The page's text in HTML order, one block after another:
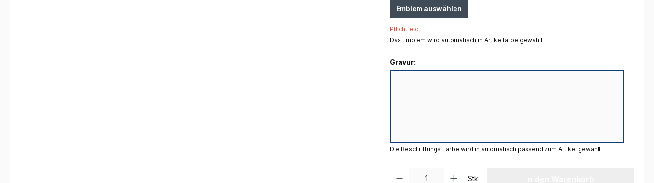
Emblem auswählen
Pflichtfeld
Das Emblem wird automatisch in Artikelfarbe gewählt
Gravur:
Die Beschriftungs Farbe wird in automatisch passend zum Artikel gewählt
Stk